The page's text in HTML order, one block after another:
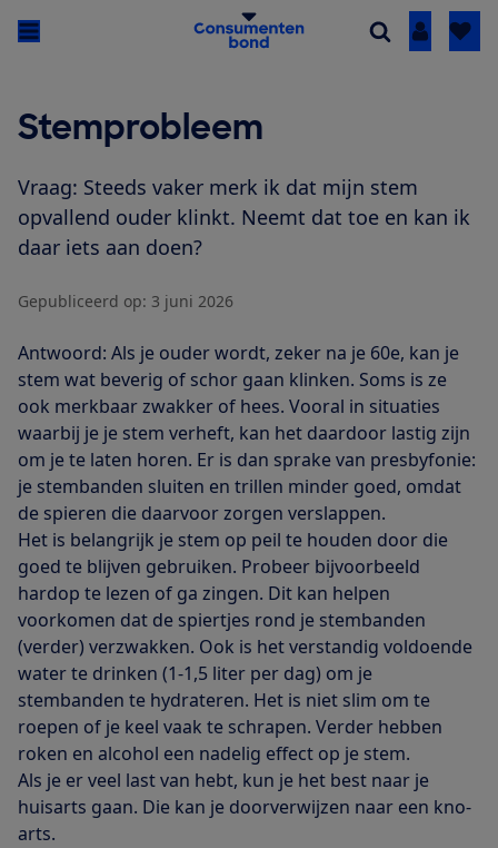
Inloggen
Stemprobleem
Vraag: Steeds vaker merk ik dat mijn stem
opvallend ouder klinkt. Neemt dat toe en kan ik
daar iets aan doen?
Gepubliceerd op: 3 juni 2026
Antwoord: Als je ouder wordt, zeker na je 60e, kan je
stem wat beverig of schor gaan klinken. Soms is ze
ook merkbaar zwakker of hees. Vooral in situaties
waarbij je je stem verheft, kan het daardoor lastig zijn
om je te laten horen. Er is dan sprake van presbyfonie:
je stembanden sluiten en trillen minder goed, omdat
de spieren die daarvoor zorgen verslappen.
Het is belangrijk je stem op peil te houden door die
goed te blijven gebruiken. Probeer bijvoorbeeld
hardop te lezen of ga zingen. Dit kan helpen
voorkomen dat de spiertjes rond je stembanden
(verder) verzwakken. Ook is het verstandig voldoende
water te drinken (1-1,5 liter per dag) om je
stembanden te hydrateren. Het is niet slim om te
roepen of je keel vaak te schrapen. Verder hebben
roken en alcohol een nadelig effect op je stem.
Als je er veel last van hebt, kun je het best naar je
huisarts gaan. Die kan je doorverwijzen naar een kno-
arts.